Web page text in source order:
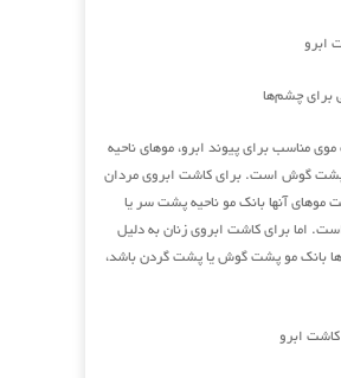
ابرو
برای چشم‌ها
موی مناسب برای پیوند ابرو، موهای ناحیه
گوش است. برای کاشت ابروی مردان
موهای آنها بانک مو ناحیه پشت سر یا
اما برای کاشت ابروی زنان به دلیل
بانک مو پشت گوش یا پشت گردن باشد،
ابرو